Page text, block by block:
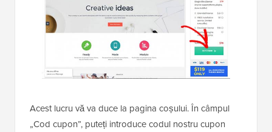
Acest lucru vă va duce la pagina coșului. În câmpul
„Cod cupon”, puteți introduce codul nostru cupon